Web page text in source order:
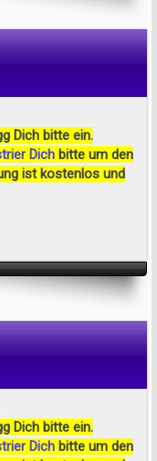
Dich bitte ein.
Dich bitte um den
ist kostenlos und
Dich bitte ein.
Dich bitte um den